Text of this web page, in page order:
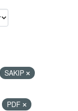
SAKIP
PDF